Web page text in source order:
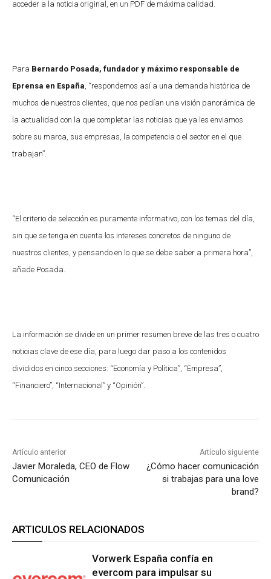
acceder a la noticia original, en un PDF de máxima calidad.
Para Bernardo Posada, fundador y máximo responsable de
Eprensa en España , “respondemos así a una demanda histórica de
muchos de nuestros clientes, que nos pedían una visión panorámica de
la actualidad con la que completar las noticias que ya les enviamos
sobre su marca, sus empresas, la competencia o el sector en el que
trabajan”.
“El criterio de selección es puramente informativo, con los temas del día,
sin que se tenga en cuenta los intereses concretos de ninguno de
nuestros clientes, y pensando en lo que se debe saber a primera hora”,
añade Posada.
La información se divide en un primer resumen breve de las tres o cuatro
noticias clave de ese día, para luego dar paso a los contenidos
divididos en cinco secciones: “Economía y Política”, “Empresa”,
“Financiero”, “Internacional” y “Opinión”.
Artículo anterior
Javier Moraleda, CEO de Flow
Comunicación
Artículo siguiente
¿Cómo hacer comunicación
si trabajas para una love
brand?
ARTICULOS RELACIONADOS
Vorwerk España confía en
evercom para impulsar su